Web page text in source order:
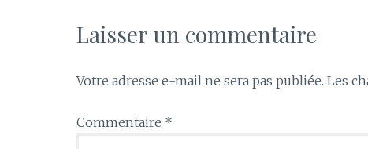
Laisser un commentaire
Votre adresse e-mail ne sera pas publiée. Les
Commentaire *